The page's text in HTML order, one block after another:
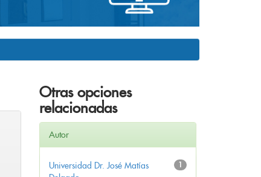
Otras opciones
relacionadas
Autor
1
Universidad Dr. José Matías